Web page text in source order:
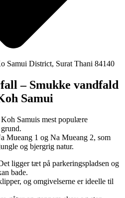
Samui District, Surat Thani 84140
– Smukke vandfald
Samui
Samuis mest populære
Mueang 1 og Na Mueang 2, som
og bjergrig natur.
ligger tæt på parkeringspladsen og
bade.
og omgivelserne er ideelle til